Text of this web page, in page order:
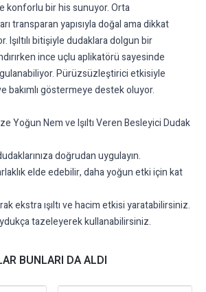
konforlu bir his sunuyor. Orta
transparan yapısıyla doğal ama dikkat
Işıltılı bitişiyle dudaklara dolgun bir
ince uçlu aplikatörü sayesinde
Pürüzsüzleştirici etkisiyle
bakımlı göstermeye destek oluyor.
Yoğun Nem ve Işıltı Veren Besleyici Dudak
doğrudan uygulayın.
elde edebilir, daha yoğun etki için kat
ekstra ışıltı ve hacim etkisi yaratabilirsiniz.
tazeleyerek kullanabilirsiniz.
BUNLARI DA ALDI